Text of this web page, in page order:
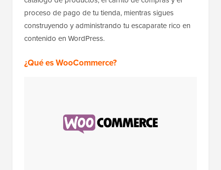
proceso de pago de tu tienda, mientras sigues
construyendo y administrando tu escaparate rico en
contenido en WordPress.
¿Qué es WooCommerce?